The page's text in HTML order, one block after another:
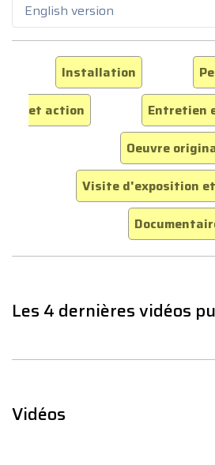
English version
Installation
et action
Entretien
Oeuvre
Visite d'exposition
Les 4 dernières vidéos
Vidéos